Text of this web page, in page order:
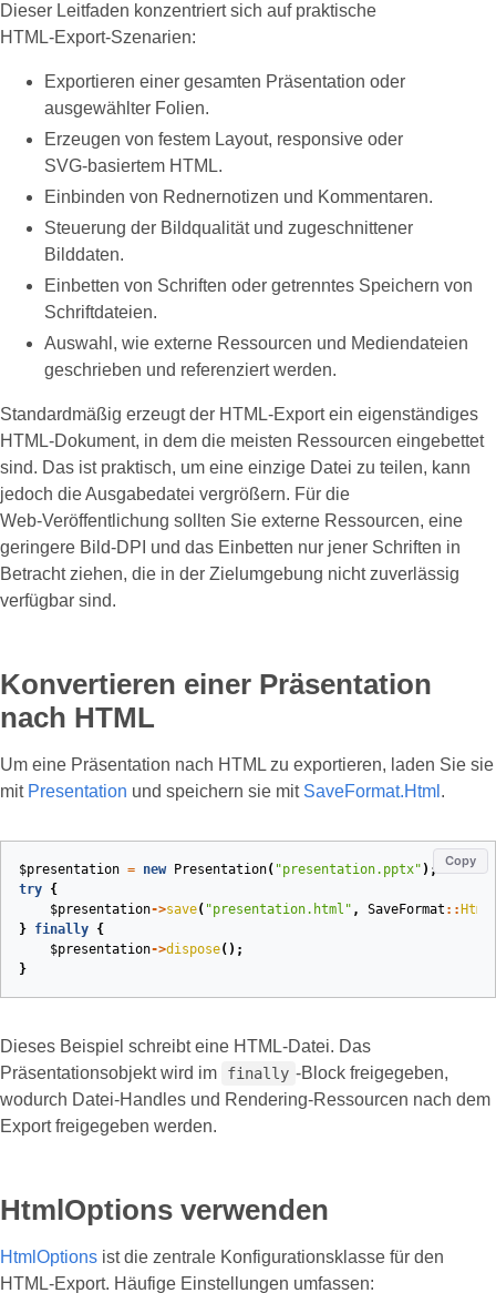
Dieser Leitfaden konzentriert sich auf praktische
HTML‑Export‑Szenarien:
Exportieren einer gesamten Präsentation oder
ausgewählter Folien.
Erzeugen von festem Layout, responsive oder
SVG‑basiertem HTML.
Einbinden von Rednernotizen und Kommentaren.
Steuerung der Bildqualität und zugeschnittener
Bilddaten.
Einbetten von Schriften oder getrenntes Speichern von
Schriftdateien.
Auswahl, wie externe Ressourcen und Mediendateien
geschrieben und referenziert werden.
Standardmäßig erzeugt der HTML‑Export ein eigenständiges
HTML‑Dokument, in dem die meisten Ressourcen eingebettet
sind. Das ist praktisch, um eine einzige Datei zu teilen, kann
jedoch die Ausgabedatei vergrößern. Für die
Web‑Veröffentlichung sollten Sie externe Ressourcen, eine
geringere Bild‑DPI und das Einbetten nur jener Schriften in
Betracht ziehen, die in der Zielumgebung nicht zuverlässig
verfügbar sind.
Konvertieren einer Präsentation
nach HTML
Um eine Präsentation nach HTML zu exportieren, laden Sie sie
mit Presentation und speichern sie mit SaveFormat.Html .
Copy
$presentation = new Presentation( "presentation.pptx" );
try {
$presentation->save( "presentation.html" , SaveFormat :: Html
} finally {
$presentation->dispose();
}
Dieses Beispiel schreibt eine HTML‑Datei. Das
Präsentationsobjekt wird im
finally ‑Block freigegeben,
wodurch Datei‑Handles und Rendering‑Ressourcen nach dem
Export freigegeben werden.
HtmlOptions verwenden
HtmlOptions ist die zentrale Konfigurationsklasse für den
HTML‑Export. Häufige Einstellungen umfassen: